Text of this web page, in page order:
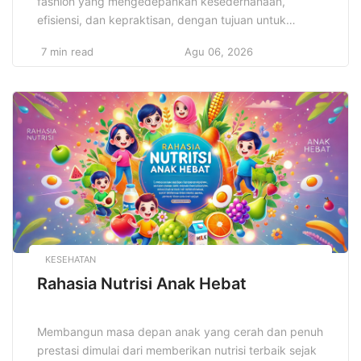
efisiensi, dan kepraktisan, dengan tujuan untuk
harus bergantung pada elemen-elemen berlebihan.
sekadar tren, tetapi juga mencerminkan filosofi hidup
yang mengutamakan kualitas daripada kuantitas,
serta keberlanjutan dalam setiap pilihan yang dibuat.
[…]
7 min read Agu 06, 2026
KESEHATAN
Rahasia Nutrisi Anak Hebat
Membangun masa depan anak yang cerah dan penuh
prestasi dimulai dari memberikan nutrisi terbaik sejak